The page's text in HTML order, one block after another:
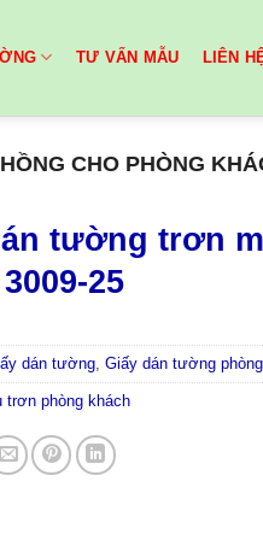
TƯ VẤN MẪU LIÊN
CHO PHÒNG
tường trơn
25
dán tường, Giấy dán tường
trơn phòng khách